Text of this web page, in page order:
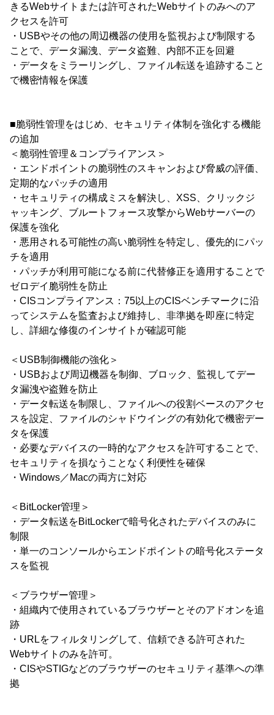
きるWebサイトまたは許可されたWebサイトのみへのア
クセスを許可
・USBやその他の周辺機器の使用を監視および制限する
ことで、データ漏洩、データ盗難、内部不正を回避
・データをミラーリングし、ファイル転送を追跡すること
で機密情報を保護
■脆弱性管理をはじめ、セキュリティ体制を強化する機能
の追加
＜脆弱性管理＆コンプライアンス＞
・エンドポイントの脆弱性のスキャンおよび脅威の評価、
定期的なパッチの適用
・セキュリティの構成ミスを解決し、XSS、クリックジ
ャッキング、ブルートフォース攻撃からWebサーバーの
保護を強化
・悪用される可能性の高い脆弱性を特定し、優先的にパッ
チを適用
・パッチが利用可能になる前に代替修正を適用することで
ゼロデイ脆弱性を防止
・CISコンプライアンス：75以上のCISベンチマークに沿
ってシステムを監査および維持し、非準拠を即座に特定
し、詳細な修復のインサイトが確認可能
＜USB制御機能の強化＞
・USBおよび周辺機器を制御、ブロック、監視してデー
タ漏洩や盗難を防止
・データ転送を制限し、ファイルへの役割ベースのアクセ
スを設定、ファイルのシャドウイングの有効化で機密デー
タを保護
・必要なデバイスの一時的なアクセスを許可することで、
セキュリティを損なうことなく利便性を確保
・Windows／Macの両方に対応
＜BitLocker管理＞
・データ転送をBitLockerで暗号化されたデバイスのみに
制限
・単一のコンソールからエンドポイントの暗号化ステータ
スを監視
＜ブラウザー管理＞
・組織内で使用されているブラウザーとそのアドオンを追
跡
・URLをフィルタリングして、信頼できる許可された
Webサイトのみを許可。
・CISやSTIGなどのブラウザーのセキュリティ基準への準
拠